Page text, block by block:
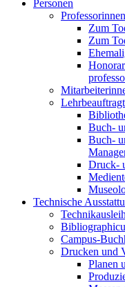
Personen
Zum
Zum
Buch-
Buch-
Druck-
Technische
Campus-
Drucken und
Planen